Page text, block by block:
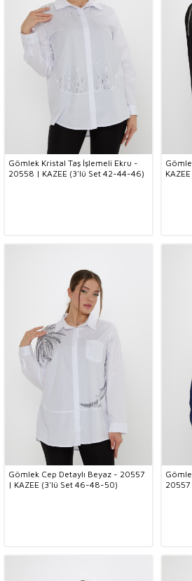
Gömlek Kristal Taş İşlemeli Ekru -
20558 | KAZEE (3'lü Set 42-44-46)
Gömlek Cep Detaylı Beyaz - 20557
| KAZEE (3'lü Set 46-48-50)